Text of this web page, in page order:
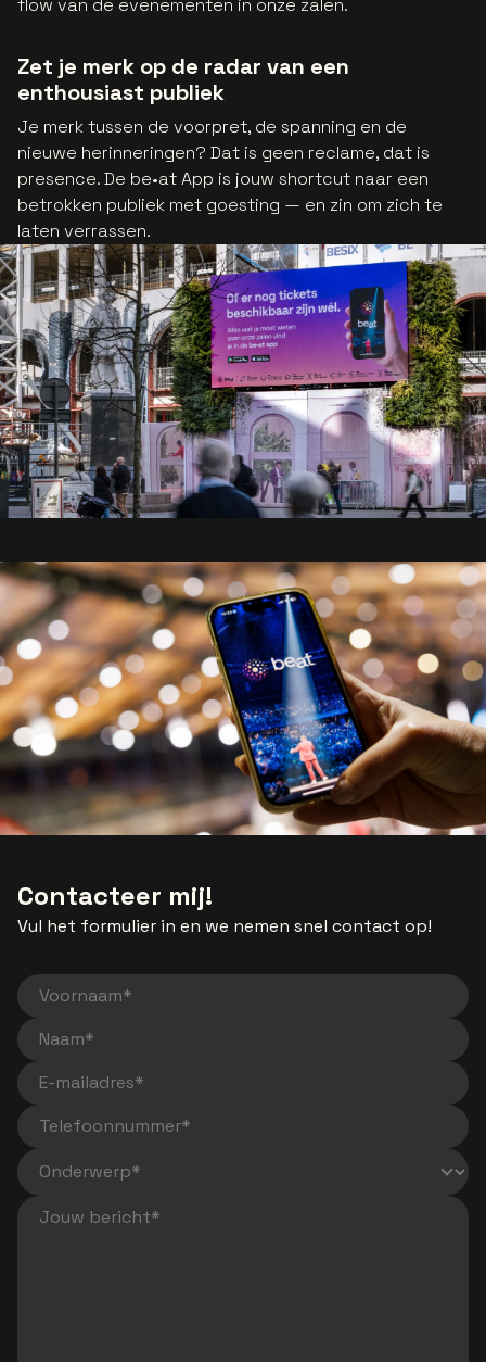
flow van de evenementen in onze zalen.
Zet je merk op de radar van een
enthousiast publiek
Je merk tussen de voorpret, de spanning en de
nieuwe herinneringen? Dat is geen reclame, dat is
presence. De be•at App is jouw shortcut naar een
betrokken publiek met goesting — en zin om zich te
laten verrassen.
Contacteer mij!
Vul het formulier in en we nemen snel contact op!